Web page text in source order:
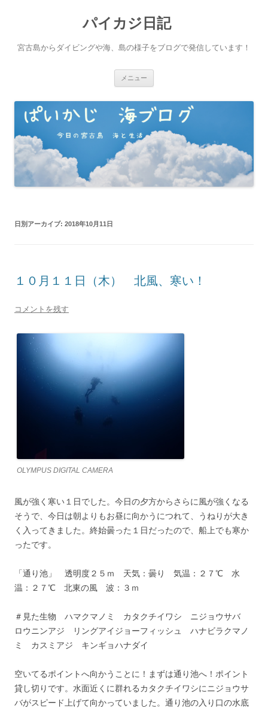
パイカジ日記
宮古島からダイビングや海、島の様子をブログで発信しています！
メニュー
ツ
へ
ス
キ
ッ
プ
日別アーカイブ: 2018年10月11日
１０月１１日（木） 北風、寒い！
コメントを残す
OLYMPUS DIGITAL CAMERA
風が強く寒い１日でした。今日の夕方からさらに風が強くなる
そうで、今日は朝よりもお昼に向かうにつれて、うねりが大き
く入ってきました。終始曇った１日だったので、船上でも寒か
ったです。
「通り池」 透明度２５ｍ 天気：曇り 気温：２７℃ 水
温：２７℃ 北東の風 波：３ｍ
＃見た生物 ハマクマノミ カタクチイワシ ニジョウサバ
ロウニンアジ リングアイジョーフィッシュ ハナビラクマノ
ミ カスミアジ キンギョハナダイ
空いてるポイントへ向かうことに！まずは通り池へ！ポイント
貸し切りです。水面近くに群れるカタクチイワシにニジョウサ
バがスピード上げて向かっていました。通り池の入り口の水底